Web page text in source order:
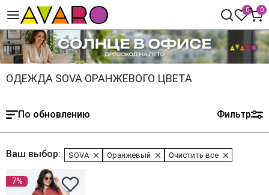
0 0
ОДЕЖДА SOVA ОРАНЖЕВОГО ЦВЕТА
По обновлению Фильтр
Ваш выбор: SOVA Оранжевый Очистить все
7%